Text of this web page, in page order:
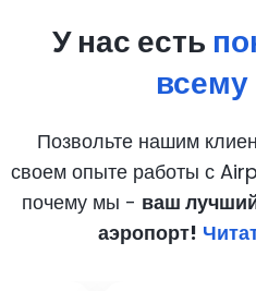
У нас есть
Позвольте нашим
своем опыте работы с
почему мы - ваш
аэропорт!